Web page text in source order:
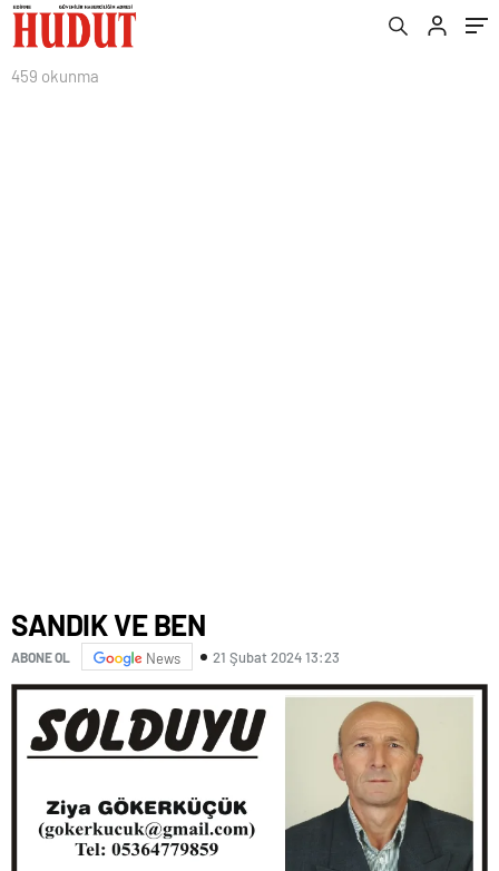
459 okunma
SANDIK VE BEN
ABONE OL News 21 Şubat 2024 13:23